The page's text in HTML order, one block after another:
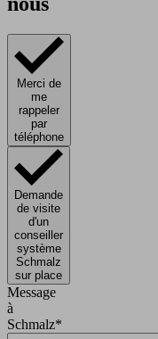
Merci de
me
rappeler
par
téléphone
Demande
de visite
d'un
conseiller
système
Schmalz
sur place
Message
à
Schmalz*